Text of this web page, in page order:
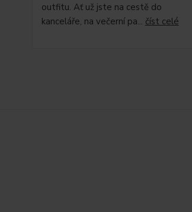
outfitu. Ať už jste na cestě do
kanceláře, na večerní pa... číst celé